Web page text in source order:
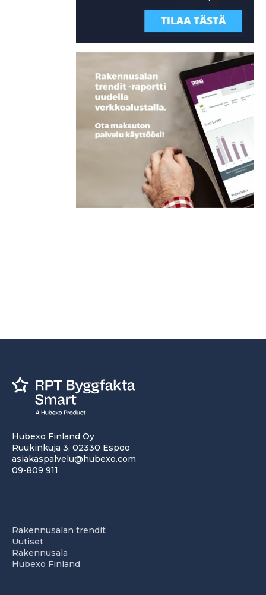
Hubexo Finland Oy
Ruukinkuja 3, 02330 Espoo
asiakaspalvelu@hubexo.com
09-809 911
Rakennusalan trendit
Uutiset
Rakennusala
Hubexo Finland